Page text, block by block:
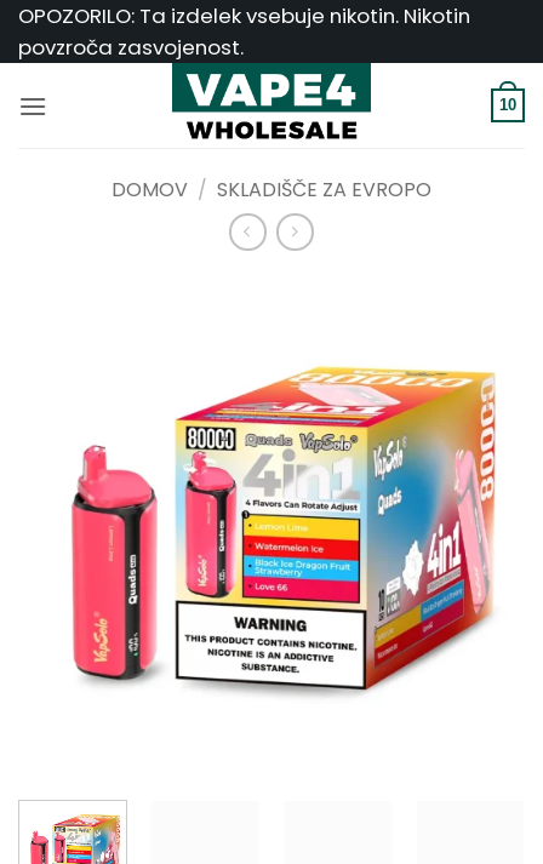
Skoči
na
OPOZORILO: Ta izdelek vsebuje nikotin. Nikotin
povzroča zasvojenost.
10
DOMOV / SKLADIŠČE ZA EVROPO